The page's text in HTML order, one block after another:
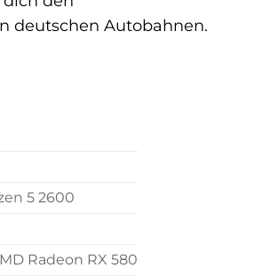
deutschen Autobahnen.
5 2600
Radeon RX 580